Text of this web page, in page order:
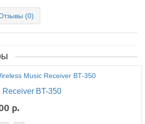
(0)
BT-350
р.